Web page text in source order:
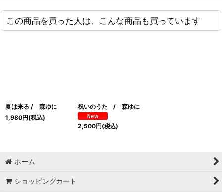
この商品を買った人は、こんな商品も買っています
夏は来る / 森ゆに
1,980円(税込)
祝いのうた / 森ゆに
2,500円(税込)
ホーム
ショッピングカート